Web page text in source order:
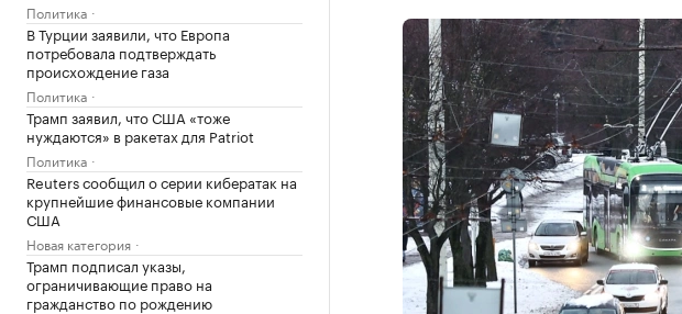
Политика
В Турции заявили, что Европа
потребовала подтверждать
происхождение газа
Политика
Трамп заявил, что США «тоже
нуждаются» в ракетах для Patriot
Политика
Reuters сообщил о серии кибератак на
крупнейшие финансовые компании
США
Новая категория
Трамп подписал указы,
ограничивающие право на
гражданство по рождению